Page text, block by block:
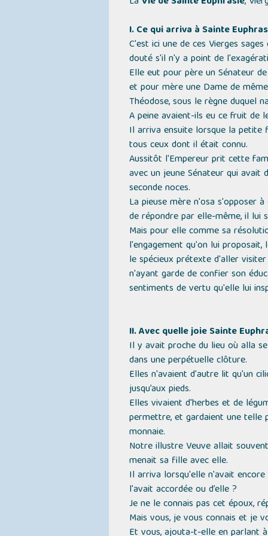
I. Ce qui arriva à Sainte
C'est ici une de ces Vierges
douté s'il n'y a point de
Elle eut pour père un Sénateur
et pour mère une Dame de
Théodose, sous le règne duquel
A peine avaient-ils eu ce fruit de
Il arriva ensuite lorsque la petite
tous ceux dont il était connu.
Aussitôt l'Empereur prit cette
avec un jeune Sénateur qui avait
seconde noces.
La pieuse mère n'osa s'opposer
de répondre par elle-même, il lui
Mais pour elle comme sa
l'engagement qu'on lui
le spécieux prétexte d'aller
n'ayant garde de confier son
sentiments de vertu qu'elle lui
II. Avec quelle joie Sainte
Il y avait proche du lieu où alla
dans une perpétuelle clôture.
Elles n'avaient d'autre lit qu'un
jusqu’aux pieds.
Elles vivaient d'herbes et de
permettre, et gardaient une telle
monnaie.
Notre illustre Veuve allait
menait sa fille avec elle.
Il arriva lorsqu'elle n'avait encore
l'avait accordée ou d’elle ?
Je ne le connais pas cet époux,
Mais vous, je vous connais et je